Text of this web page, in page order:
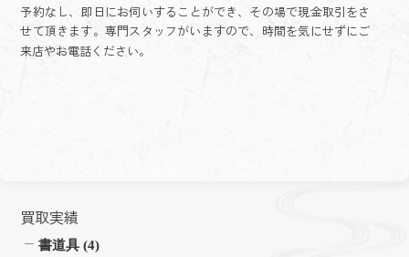
予約なし、即日にお伺いすることができ、その場で現金取引をさ
せて頂きます。専門スタッフがいますので、時間を気にせずにご
来店やお電話ください。
買取実績
書道具(4)